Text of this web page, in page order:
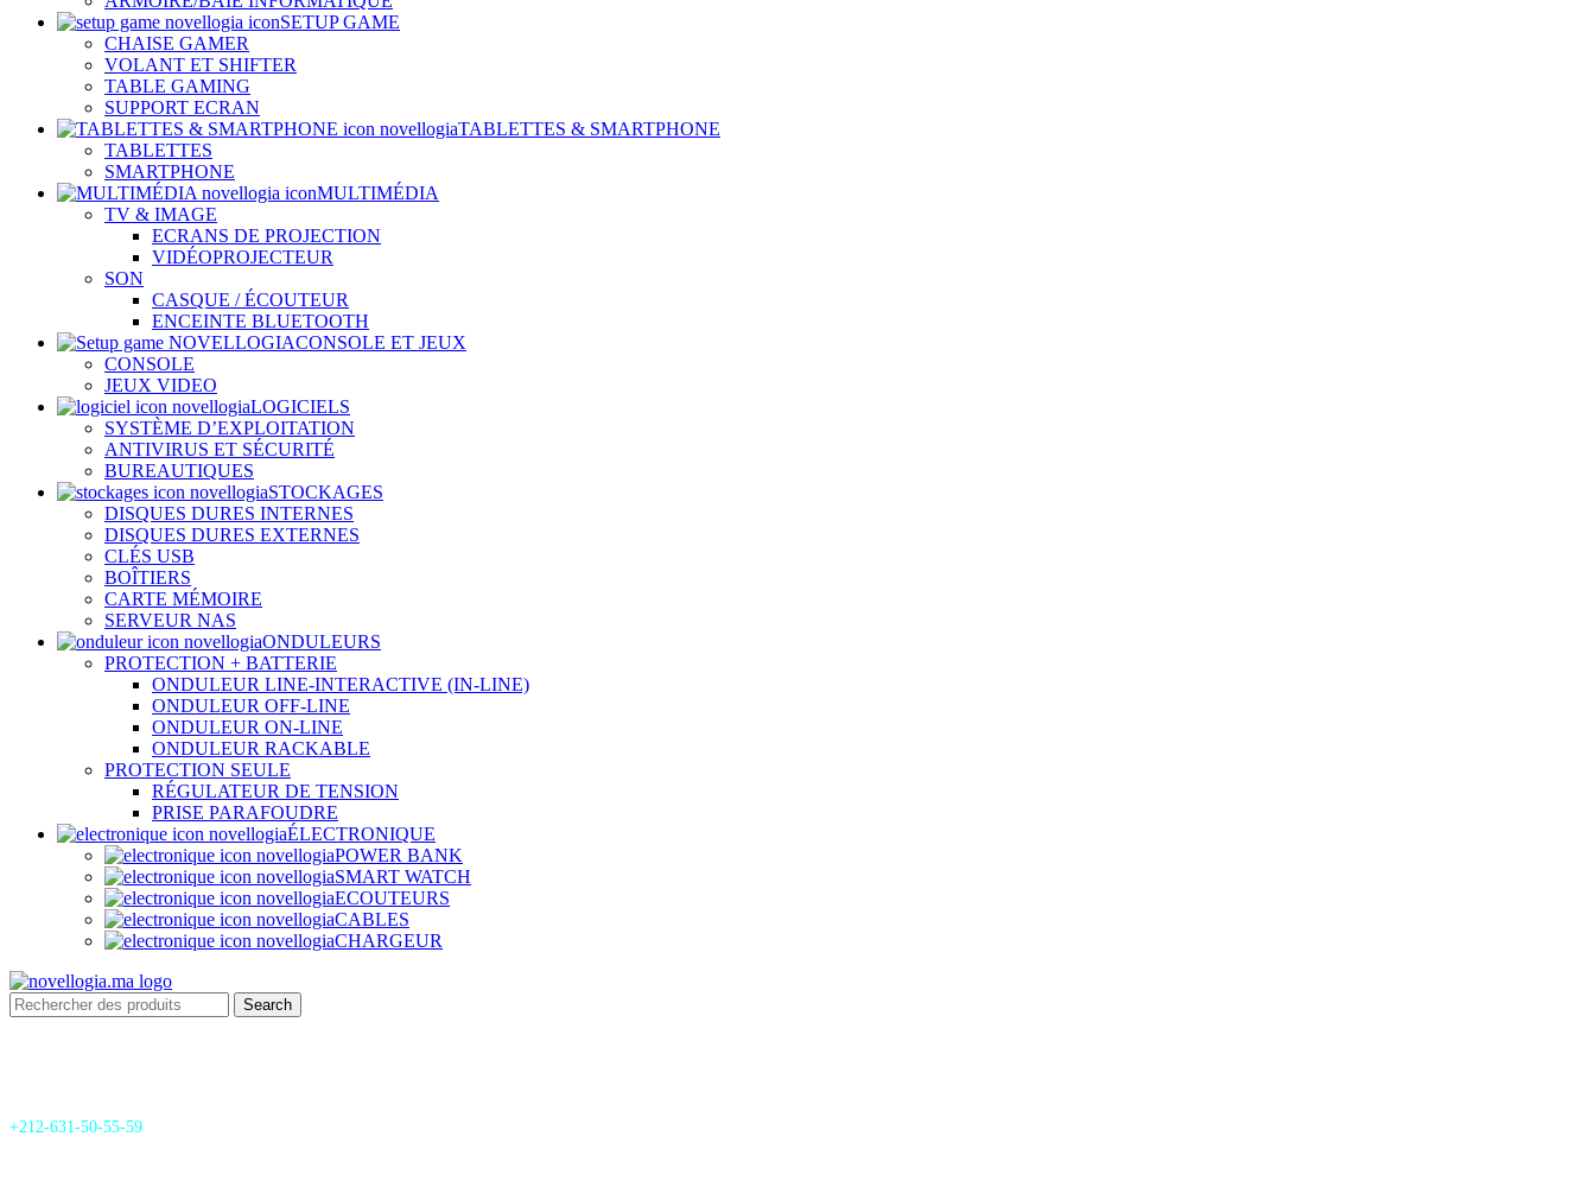
SETUP GAME
CHAISE GAMER
VOLANT ET SHIFTER
TABLE GAMING
SUPPORT ECRAN
TABLETTES & SMARTPHONE
TABLETTES
SMARTPHONE
MULTIMÉDIA
TV & IMAGE
ECRANS DE PROJECTION
VIDÉOPROJECTEUR
SON
CASQUE / ÉCOUTEUR
ENCEINTE BLUETOOTH
CONSOLE ET JEUX
CONSOLE
JEUX VIDEO
LOGICIELS
SYSTÈME D’EXPLOITATION
ANTIVIRUS ET SÉCURITÉ
BUREAUTIQUES
STOCKAGES
DISQUES DURES INTERNES
DISQUES DURES EXTERNES
CLÉS USB
BOÎTIERS
CARTE MÉMOIRE
SERVEUR NAS
ONDULEURS
PROTECTION + BATTERIE
ONDULEUR LINE-INTERACTIVE (IN-LINE)
ONDULEUR OFF-LINE
ONDULEUR ON-LINE
ONDULEUR RACKABLE
PROTECTION SEULE
RÉGULATEUR DE TENSION
PRISE PARAFOUDRE
ÉLECTRONIQUE
POWER BANK
SMART WATCH
ECOUTEURS
CABLES
CHARGEUR
Search
+212-631-50-55-59